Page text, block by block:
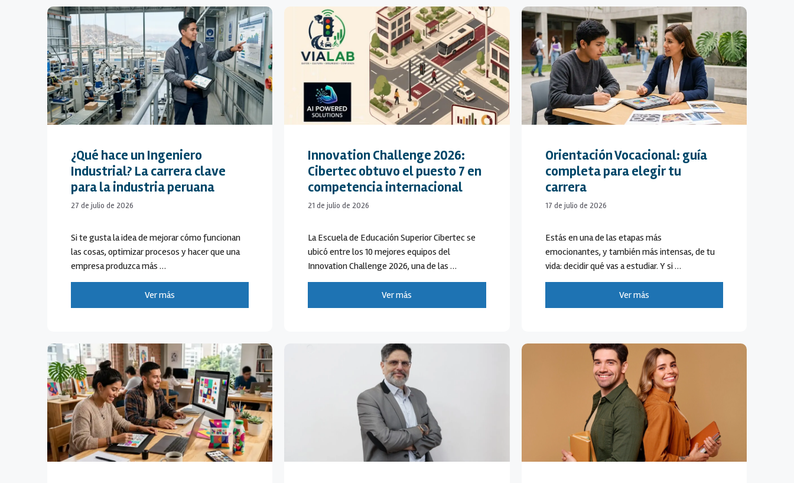
¿Qué hace un Ingeniero
Industrial? La carrera clave
para la industria peruana
27 de julio de 2026
Si te gusta la idea de mejorar cómo funcionan
las cosas, optimizar procesos y hacer que una
empresa produzca más …
Ver más
Innovation Challenge 2026:
Cibertec obtuvo el puesto 7 en
competencia internacional
21 de julio de 2026
La Escuela de Educación Superior Cibertec se
ubicó entre los 10 mejores equipos del
Innovation Challenge 2026, una de las …
Ver más
Orientación Vocacional: guía
completa para elegir tu
carrera
17 de julio de 2026
Estás en una de las etapas más
emocionantes, y también más intensas, de tu
vida: decidir qué vas a estudiar. Y si …
Ver más